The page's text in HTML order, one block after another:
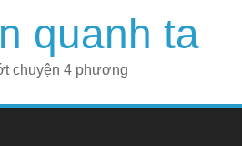
quanh ta
chuyện 4 phương